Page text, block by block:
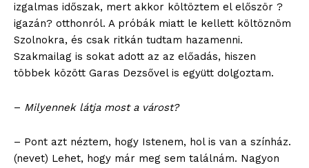
izgalmas időszak, mert akkor költöztem el először ?
igazán? otthonról. A próbák miatt le kellett költöznöm
Szolnokra, és csak ritkán tudtam hazamenni.
Szakmailag is sokat adott az az előadás, hiszen
többek között Garas Dezsővel is együtt dolgoztam.
– Milyennek látja most a várost?
– Pont azt néztem, hogy Istenem, hol is van a színház.
(nevet) Lehet, hogy már meg sem találnám. Nagyon